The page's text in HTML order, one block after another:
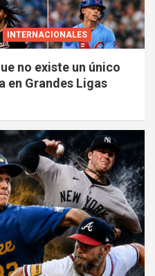
INTERNACIONALES
no existe un único
en Grandes Ligas